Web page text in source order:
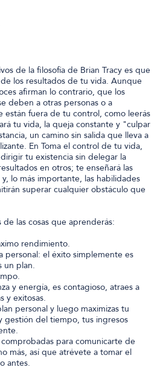
de la filosofía de Brian Tracy es que
los resultados de tu vida. Aunque
afirman lo contrario, que los
deben a otras personas o a
están fuera de tu control, como leerás
tu vida, la queja constante y "culpar
un camino sin salida que lleva a
En Toma el control de tu vida,
tu existencia sin delegar la
en otros; te enseñará las
lo más importante, las habilidades
superar cualquier obstáculo que
las cosas que aprenderás:
rendimiento.
personal: el éxito simplemente es
un plan.
y energía, es contagioso, atraes a
y exitosas.
personal y luego maximizas tu
gestión del tiempo, tus ingresos
para comunicarte de
más, así que atrévete a tomar el
antes.